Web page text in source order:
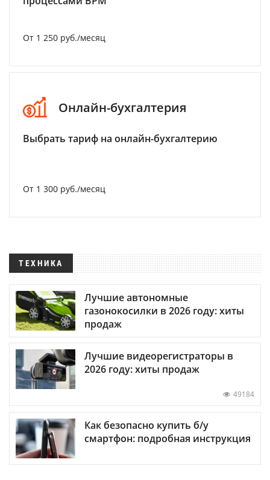
От 1 250 руб./месяц
Онлайн-бухгалтерия
Выбрать тариф на онлайн-бухгалтерию
От 1 300 руб./месяц
ТЕХНИКА
Лучшие автономные
газонокосилки в 2026 году: хиты
продаж
Лучшие видеорегистраторы в
2026 году: хиты продаж
49184
Как безопасно купить б/у
смартфон: подробная инструкция